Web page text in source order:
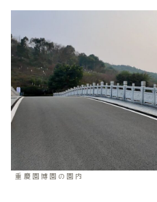
重慶園博園の園内